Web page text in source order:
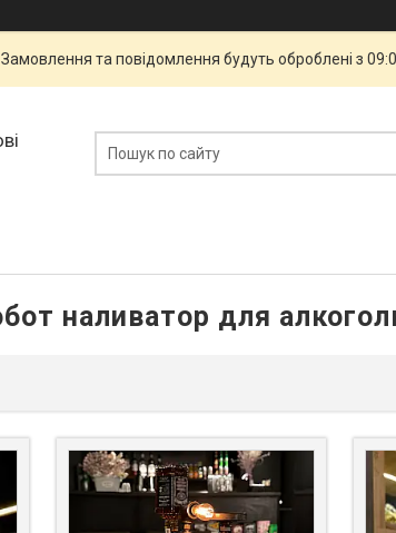
та повідомлення будуть оброблені з
наливатор для